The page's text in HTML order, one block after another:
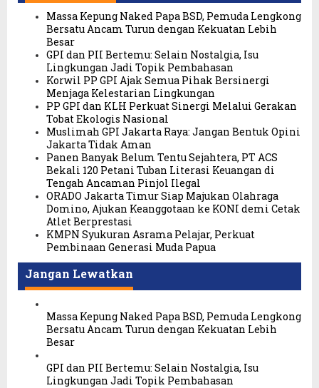
Massa Kepung Naked Papa BSD, Pemuda Lengkong
Bersatu Ancam Turun dengan Kekuatan Lebih
Besar
GPI dan PII Bertemu: Selain Nostalgia, Isu
Lingkungan Jadi Topik Pembahasan
Korwil PP GPI Ajak Semua Pihak Bersinergi
Menjaga Kelestarian Lingkungan
PP GPI dan KLH Perkuat Sinergi Melalui Gerakan
Tobat Ekologis Nasional
Muslimah GPI Jakarta Raya: Jangan Bentuk Opini
Jakarta Tidak Aman
Panen Banyak Belum Tentu Sejahtera, PT ACS
Bekali 120 Petani Tuban Literasi Keuangan di
Tengah Ancaman Pinjol Ilegal
ORADO Jakarta Timur Siap Majukan Olahraga
Domino, Ajukan Keanggotaan ke KONI demi Cetak
Atlet Berprestasi
KMPN Syukuran Asrama Pelajar, Perkuat
Pembinaan Generasi Muda Papua
Jangan Lewatkan
Massa Kepung Naked Papa BSD, Pemuda Lengkong
Bersatu Ancam Turun dengan Kekuatan Lebih
Besar
GPI dan PII Bertemu: Selain Nostalgia, Isu
Lingkungan Jadi Topik Pembahasan